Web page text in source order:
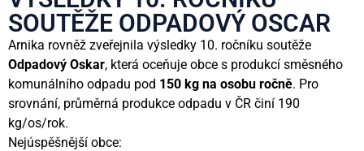
SOUTĚŽE ODPADOVÝ OSCAR
Arnika rovněž zveřejnila výsledky 10. ročníku soutěže
Odpadový Oskar, která oceňuje obce s produkcí směsného
komunálního odpadu pod 150 kg na osobu ročně. Pro
srovnání, průměrná produkce odpadu v ČR činí 190
kg/os/rok.
Nejúspěšnější obce: